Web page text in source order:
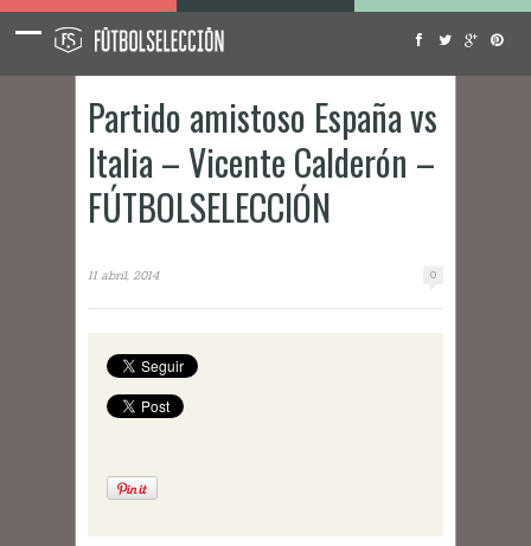
Partido amistoso España vs
Italia – Vicente Calderón –
FÚTBOLSELECCIÓN
11 abril, 2014 0